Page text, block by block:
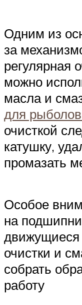
Одним из
за
регулярная
можно
масла и
для
очисткой
катушку,
промазать
Особое
на
очистки и
собрать
работу